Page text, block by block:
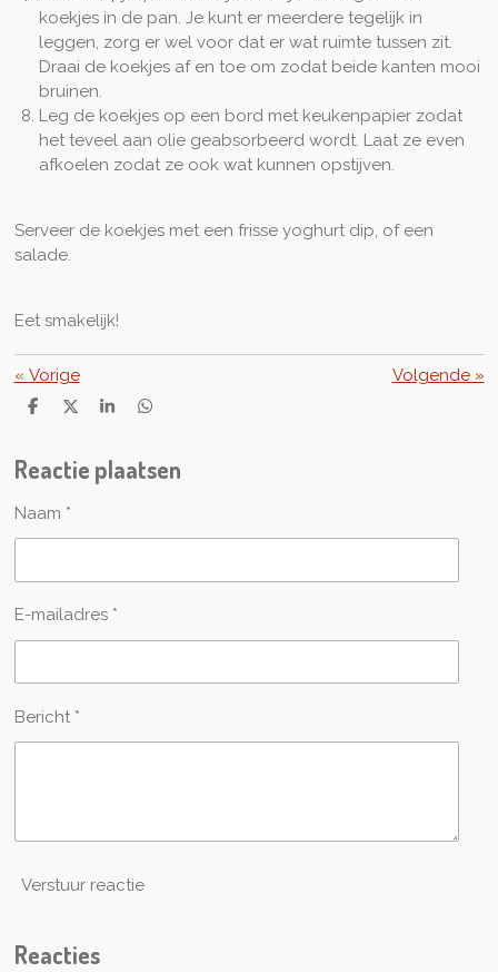
koekjes in de pan. Je kunt er meerdere tegelijk in
leggen, zorg er wel voor dat er wat ruimte tussen zit.
Draai de koekjes af en toe om zodat beide kanten mooi
bruinen.
Leg de koekjes op een bord met keukenpapier zodat
het teveel aan olie geabsorbeerd wordt. Laat ze even
afkoelen zodat ze ook wat kunnen opstijven.
Serveer de koekjes met een frisse yoghurt dip, of een
salade.
Eet smakelijk!
« Vorige Volgende»
D
e
n
D
l
S
r
e
D
e
n
Reactie plaatsen
Naam *
E-mailadres *
Bericht *
Verstuur reactie
Reacties